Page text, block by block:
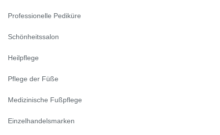
Professionelle Pediküre
Schönheitssalon
Heilpflege
Pflege der Füße
Medizinische Fußpflege
Einzelhandelsmarken